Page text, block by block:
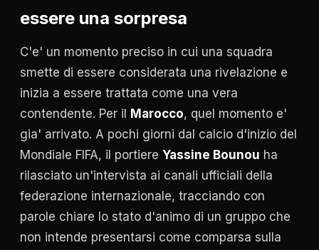
essere una sorpresa
C'e' un momento preciso in cui una squadra
smette di essere considerata una rivelazione e
inizia a essere trattata come una vera
contendente. Per il
Marocco, quel momento e'
gia' arrivato. A pochi giorni dal calcio d'inizio del
Mondiale FIFA, il portiere Yassine Bounou ha
rilasciato un'intervista ai canali ufficiali della
federazione internazionale, tracciando con
parole chiare lo stato d'animo di un gruppo che
non intende presentarsi come comparsa sulla